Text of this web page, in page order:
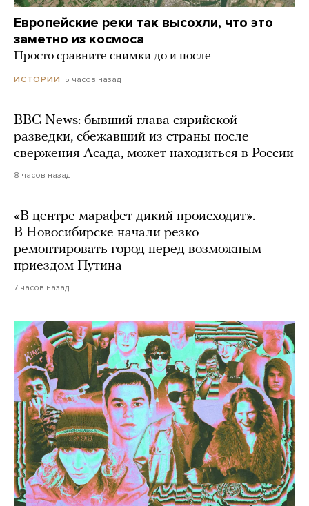
Европейские реки так высохли, что это
заметно из космоса
Просто сравните снимки до и после
ИСТОРИИ 5 часов назад
BBC News: бывший глава сирийской
разведки, сбежавший из страны после
свержения Асада, может находиться в России
8 часов назад
«В центре марафет дикий происходит».
В Новосибирске начали резко
ремонтировать город перед возможным
приездом Путина
7 часов назад